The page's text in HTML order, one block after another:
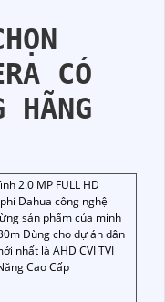
CÓ
HÃNG
2.0 MP FULL HD
Dahua công nghệ
sản phẩm của minh
Dùng cho dự án dân
nhất là AHD CVI TVI
Cao Cấp